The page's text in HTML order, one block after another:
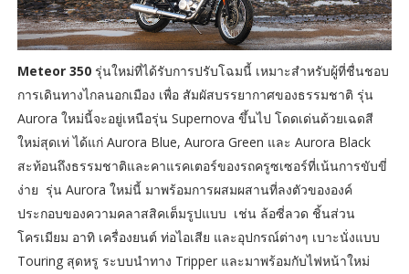
Meteor 350 รุ่นใหม่ที่ได้รับการปรับโฉมนี้ เหมาะสำหรับผู้ที่ชื่นชอบ
การเดินทางไกลนอกเมือง เพื่อ สัมผัสบรรยากาศของธรรมชาติ รุ่น
Aurora ใหม่นี้จะอยู่เหนือรุ่น Supernova ขึ้นไป โดดเด่นด้วยเฉดสี
ใหม่สุดเท่ ได้แก่ Aurora Blue, Aurora Green และ Aurora Black
สะท้อนถึงธรรมชาติและคาแรคเตอร์ของรถครูซเซอร์ที่เน้นการขับขี่
ง่าย รุ่น Aurora ใหม่นี้ มาพร้อมการผสมผสานที่ลงตัวขององค์
ประกอบของความคลาสสิคเต็มรูปแบบ เช่น ล้อซี่ลวด ชิ้นส่วน
โครเมียม อาทิ เครื่องยนต์ ท่อไอเสีย และอุปกรณ์ต่างๆ เบาะนั่งแบบ
Touring สุดหรู ระบบนำทาง Tripper และมาพร้อมกับไฟหน้าใหม่